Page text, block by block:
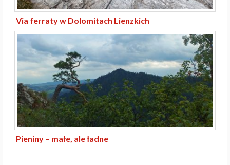
Via ferraty w Dolomitach Lienzkich
Pieniny – małe, ale ładne